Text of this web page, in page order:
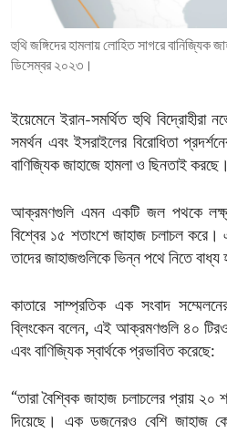
ENVIRONMENT AND HEALTH
IDEALS AND INSTITUTIONS
হুথি জঙ্গিদের হামলায় লোহিত সাগরে বানিজ্যিক
ডিসেম্বর ২০২৩।
ইয়েমেনে ইরান-সমর্থিত হুথি বিদ্রোহীরা
সমর্থন এবং ইসরাইলের বিরোধিতা
বাণিজ্যিক জাহাজে হামলা ও ছিনতাই করছে।
আক্রমণগুলি এমন একটি জল পথকে
বিশ্বের ১৫ শতাংশে জাহাজ চলাচল করে।
তাদের জাহাজগুলিকে ভিন্ন পথে নিতে বাধ্য
কাতারে সাম্প্রতিক এক সংবাদ সম্মেলনের
ব্লিংকেন বলেন, এই আক্রমণগুলি ৪০ টিরও
এবং বাণিজ্যিক স্বার্থকে প্রভাবিত করেছে:
“তারা বৈশ্বিক জাহাজ চলাচলের প্রায়
দিয়েছে। এক ডজনেরও বেশি জাহাজ